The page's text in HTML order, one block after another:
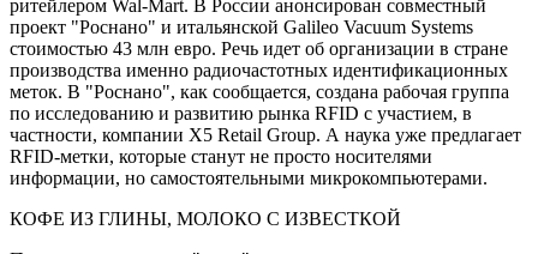
ритейлером Wal-Mart. В России анонсирован совместный
проект "Роснано" и итальянской Galileo Vacuum Systems
стоимостью 43 млн евро. Речь идет об организации в стране
производства именно радиочастотных идентификационных
меток. В "Роснано", как сообщается, создана рабочая группа
по исследованию и развитию рынка RFID с участием, в
частности, компании X5 Retail Group. А наука уже предлагает
RFID-метки, которые станут не просто носителями
информации, но самостоятельными микрокомпьютерами.
КОФЕ ИЗ ГЛИНЫ, МОЛОКО С ИЗВЕСТКОЙ